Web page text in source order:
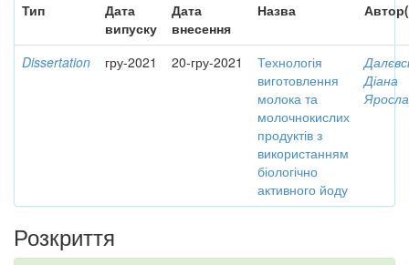
Тип
Дата
випуску
Дата
внесення
Назва
Dissertation гру-2021 20-гру-2021
Технологія
виготовлення
молока та
молочнокислих
продуктів з
використанням
біологічно
активного йоду
Діана
Розкриття